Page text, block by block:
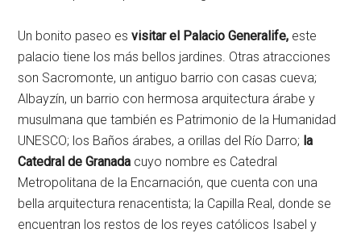
Un bonito paseo es visitar el Palacio Generalife, este
palacio tiene los más bellos jardines. Otras atracciones
son Sacromonte, un antiguo barrio con casas cueva;
Albayzín, un barrio con hermosa arquitectura árabe y
musulmana que también es Patrimonio de la Humanidad
UNESCO; los Baños árabes, a orillas del Río Darro; la
Catedral de Granada cuyo nombre es Catedral
Metropolitana de la Encarnación, que cuenta con una
bella arquitectura renacentista; la Capilla Real, donde se
encuentran los restos de los reyes católicos Isabel y